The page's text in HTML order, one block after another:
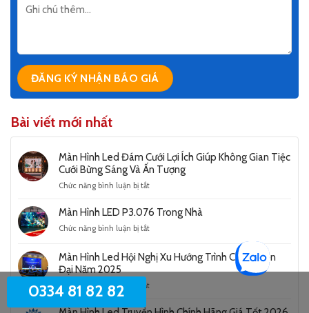
Bài viết mới nhất
Màn Hình Led Đám Cưới Lợi Ích Giúp Không Gian Tiệc
Cưới Bừng Sáng Và Ấn Tượng
Chức năng bình luận bị tắtở
Hình
Đám
Lợi
Ích
Không
Màn Hình LED P3.076 Trong Nhà
Chức năng bình luận bị tắtở
Hình
LED
P3.076
Trong
Màn Hình Led Hội Nghị Xu Hướng Trình Chiếu Hiện
Đại Năm 2025
Chức năng bình luận bị tắtở
Hình
0334 81 82 82